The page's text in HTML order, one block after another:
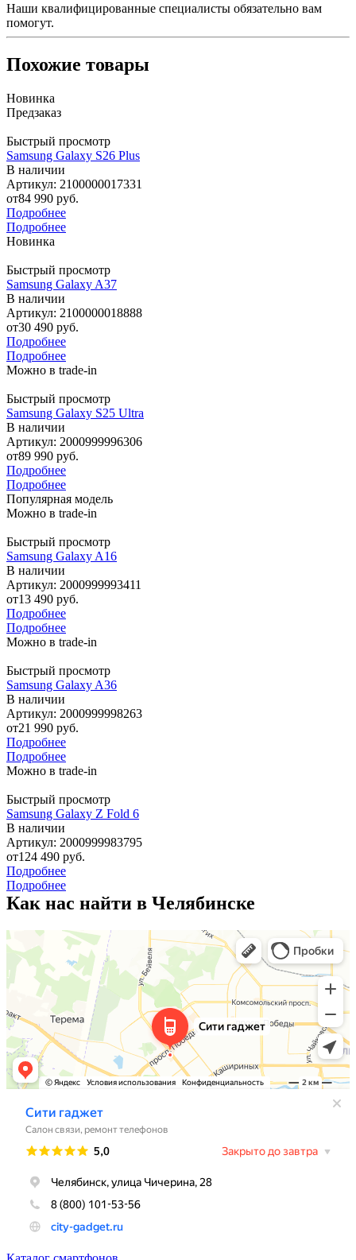
Наши квалифицированные специалисты обязательно вам
помогут.
Похожие товары
Новинка
Предзаказ
Быстрый просмотр
Samsung Galaxy S26 Plus
В наличии
Артикул: 2100000017331
от84 990 руб.
Подробнее
Подробнее
Новинка
Быстрый просмотр
Samsung Galaxy A37
В наличии
Артикул: 2100000018888
от30 490 руб.
Подробнее
Подробнее
Можно в trade-in
Быстрый просмотр
Samsung Galaxy S25 Ultra
В наличии
Артикул: 2000999996306
от89 990 руб.
Подробнее
Подробнее
Популярная модель
Можно в trade-in
Быстрый просмотр
Samsung Galaxy A16
В наличии
Артикул: 2000999993411
от13 490 руб.
Подробнее
Подробнее
Можно в trade-in
Быстрый просмотр
Samsung Galaxy A36
В наличии
Артикул: 2000999998263
от21 990 руб.
Подробнее
Подробнее
Можно в trade-in
Быстрый просмотр
Samsung Galaxy Z Fold 6
В наличии
Артикул: 2000999983795
от124 490 руб.
Подробнее
Подробнее
Как нас найти в Челябинске